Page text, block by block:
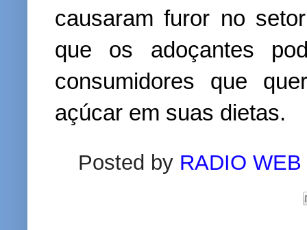
causaram furor no
que os adoçantes
consumidores que
açúcar em suas dietas.
Posted by RADIO